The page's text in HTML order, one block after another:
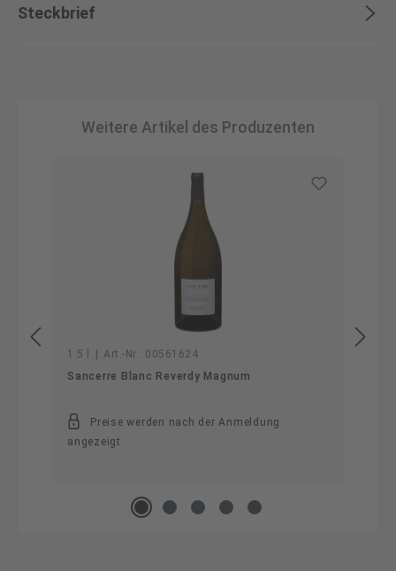
Steckbrief
Weitere Artikel des Produzenten
1.5 l Art.-Nr.: 00561624
Sancerre Blanc Reverdy Magnum
Preise werden nach der Anmeldung
angezeigt.